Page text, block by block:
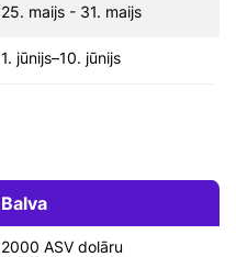
25. maijs - 31. maijs
1. jūnijs–10. jūnijs
Balva
2000 ASV dolāru